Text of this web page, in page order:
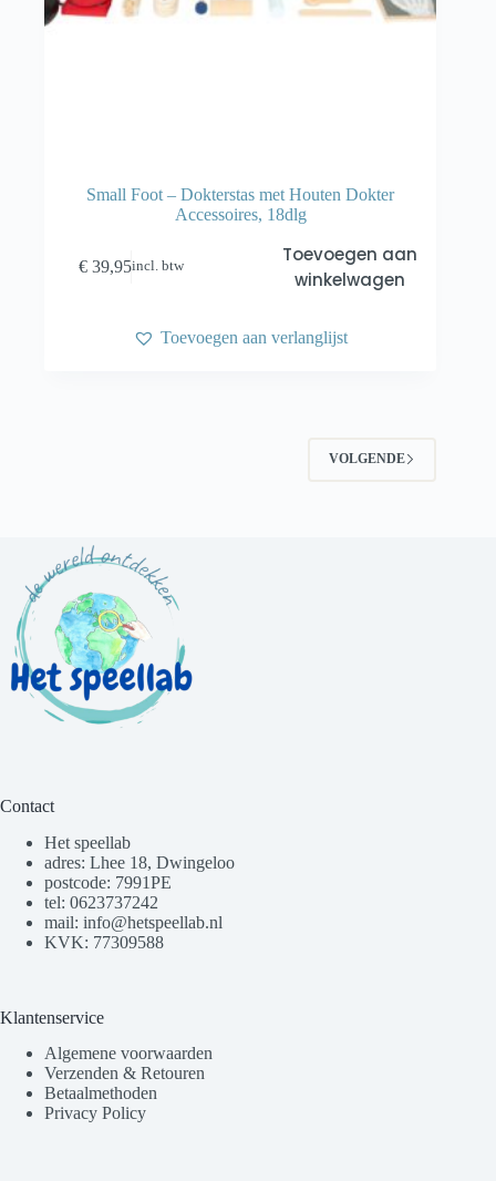
Small Foot – Dokterstas met Houten Dokter
Accessoires, 18dlg
€ 39,95incl. btw
Toevoegen aan
winkelwagen
Toevoegen aan verlanglijst
VOLGENDE
Contact
Het speellab
adres: Lhee 18, Dwingeloo
postcode: 7991PE
tel: 0623737242
mail: info@hetspeellab.nl
KVK: 77309588
Klantenservice
Algemene voorwaarden
Verzenden & Retouren
Betaalmethoden
Privacy Policy